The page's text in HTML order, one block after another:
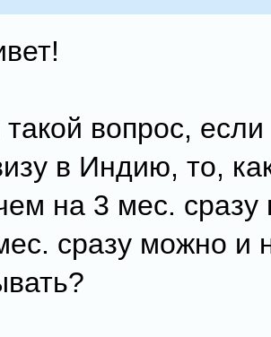
вопрос, если
в Индию, то,
на 3 мес. сразу
сразу можно и